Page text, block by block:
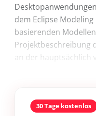
dem Eclipse Modeling
basierenden
Projektbeschreibung
an der hauptsächlich
30 Tage kostenlos